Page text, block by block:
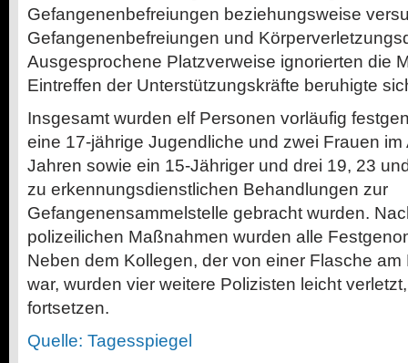
Gefangenenbefreiungen beziehungsweise
Gefangenenbefreiungen und
Ausgesprochene Platzverweise ignorierten die
Eintreffen der Unterstützungskräfte beruhigte
Insgesamt wurden elf Personen vorläufig
eine 17-jährige Jugendliche und zwei Frauen
Jahren sowie ein 15-Jähriger und drei 19, 23
zu erkennungsdienstlichen Behandlungen zur
Gefangenensammelstelle gebracht wurden.
polizeilichen Maßnahmen wurden alle
Neben dem Kollegen, der von einer Flasche
war, wurden vier weitere Polizisten leicht
fortsetzen.
Quelle: Tagesspiegel